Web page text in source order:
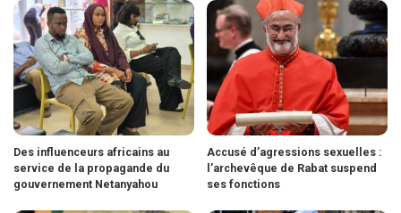
Des influenceurs africains au
service de la propagande du
gouvernement Netanyahou
Accusé d’agressions sexuelles :
l’archevêque de Rabat suspend
ses fonctions